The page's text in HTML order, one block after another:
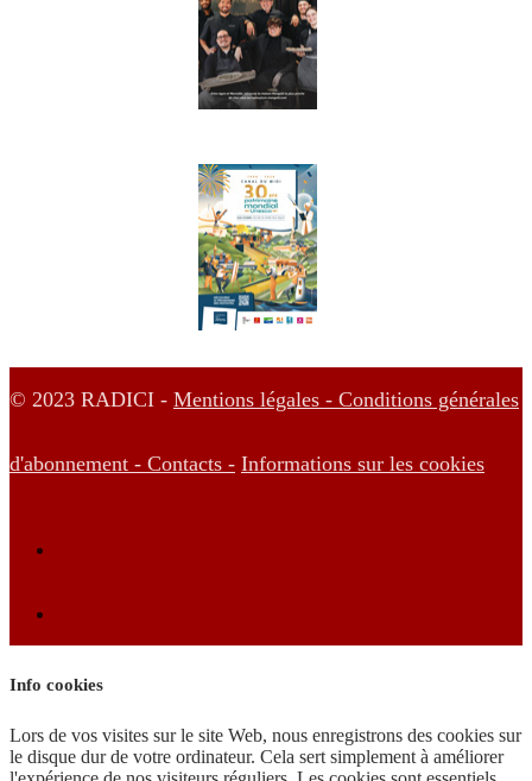
© 2023 RADICI - Mentions légales - Conditions générales
d'abonnement - Contacts - Informations sur les cookies
Info cookies
Lors de vos visites sur le site Web, nous enregistrons des cookies sur
le disque dur de votre ordinateur. Cela sert simplement à améliorer